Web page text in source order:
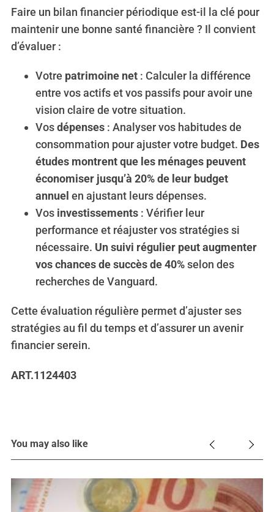
Faire un bilan financier périodique est-il la clé pour
maintenir une bonne santé financière ? Il convient
d’évaluer :
Votre patrimoine net: Calculer la différence
entre vos actifs et vos passifs pour avoir une
vision claire de votre situation.
Vosdépenses: Analyser vos habitudes de
consommation pour ajuster votre budget. Des
études montrent que les ménages peuvent
économiser jusqu’à 20% de leur budget
annuel en ajustant leurs dépenses.
Vos investissements: Vérifier leur
performance et réajuster vos stratégies si
nécessaire. Un suivi régulier peut augmenter
vos chances de succès de 40%selon des
recherches de Vanguard.
Cette évaluation régulière permet d’ajuster ses
stratégies au fil du temps et d’assurer un avenir
financier serein.
ART.1124403
You may also like